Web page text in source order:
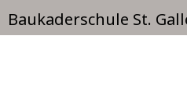
Baukaderschule St.